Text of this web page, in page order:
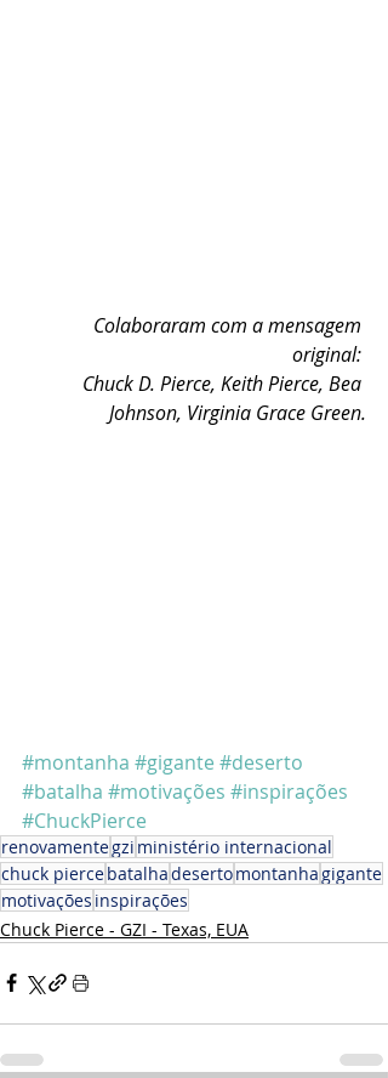
Colaboraram com a mensagem
original:
Chuck D. Pierce, Keith Pierce, Bea
Johnson, Virginia Grace Green.
#montanha #gigante #deserto
#batalha #motivações #inspirações
#ChuckPierce
renovamentegzi ministério internacional
chuck piercebatalhadesertomontanhagigante
motivações inspirações
Chuck Pierce - GZI - Texas, EUA